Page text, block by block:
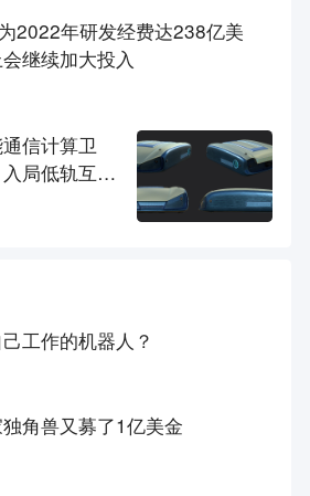
2022年研发经费达238亿美
继续加大投入
信计算卫
局低轨互联
工作的机器人？
角兽又募了1亿美金